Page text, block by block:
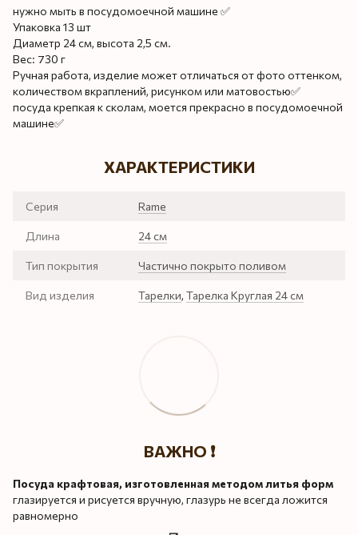
нужно мыть в посудомоечной машине ✅
Упаковка 13 шт
Диаметр 24 см, высота 2,5 см.
Вес: 730 г
Ручная работа, изделие может отличаться от фото оттенком,
количеством вкраплений, рисунком или матовостью✅
посуда крепкая к сколам, моется прекрасно в посудомоечной
машине✅
ХАРАКТЕРИСТИКИ
Серия Rame
Длина 24 см
Тип покрытия Частично покрыто поливом
Вид изделия Тарелки, Тарелка Круглая 24 см
ВАЖНО ❗️
Посуда крафтовая, изготовленная методом литья форм
глазируется и рисуется вручную, глазурь не всегда ложится
равномерно